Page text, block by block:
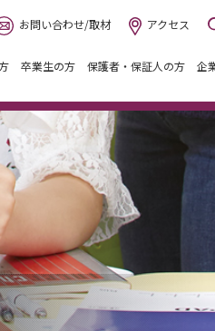
お問い合わせ/取材 アクセス
卒業生の方 保護者・保証人の方 企